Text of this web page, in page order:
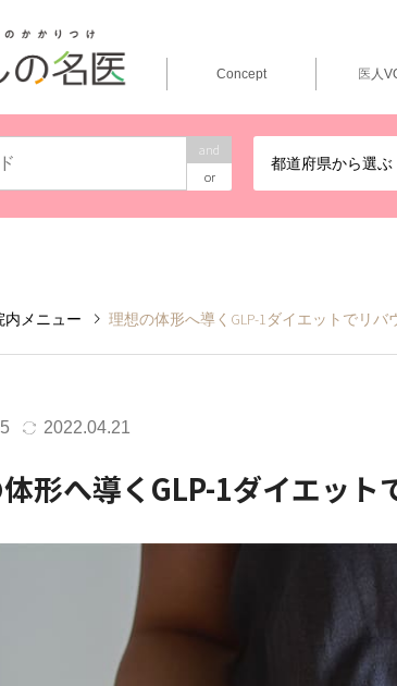
and
or
都道府県から選ぶ
Concept 医人
内メニュー 理想の体形へ導くGLP-1ダイエットでリバ
2022.04.21
形へ導くGLP-1ダイエット